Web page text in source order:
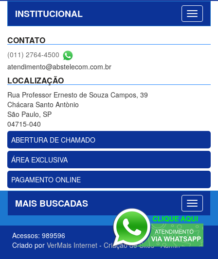
INSTITUCIONAL
CONTATO
(011) 2764-4500
atendimento@abstelecom.com.br
LOCALIZAÇÃO
Rua Professor Ernesto de Souza Campos, 39
Chácara Santo Antònio
São Paulo, SP
04715-040
ABERTURA DE CHAMADO
ÁREA EXCLUSIVA
PAGAMENTO ONLINE
MAIS BUSCADAS
Acessos: 989596
Criado por VerMais Internet - Criação de Sites-Admin